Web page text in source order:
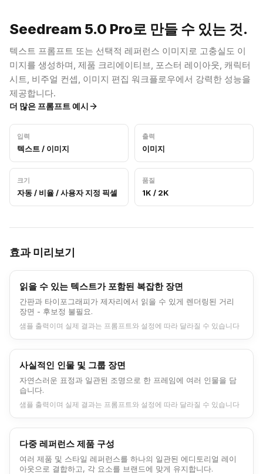
Seedream 5.0 Pro로 만들 수 있는 것.
텍스트 프롬프트 또는 선택적 레퍼런스 이미지로 고충실도 이
미지를 생성하며, 제품 크리에이티브, 포스터 레이아웃, 캐릭터
시트, 비주얼 컨셉, 이미지 편집 워크플로우에서 강력한 성능을
제공합니다.
더 많은 프롬프트 예시
입력
텍스트 / 이미지
출력
이미지
크기
자동 / 비율 / 사용자 지정 픽셀
품질
1K / 2K
효과 미리보기
읽을 수 있는 텍스트가 포함된 복잡한 장면
간판과 타이포그래피가 제자리에서 읽을 수 있게 렌더링된 거리
장면 - 후보정 불필요.
샘플 출력이며 실제 결과는 프롬프트와 설정에 따라 달라질 수 있습니다
사실적인 인물 및 그룹 장면
자연스러운 표정과 일관된 조명으로 한 프레임에 여러 인물을 담
습니다.
샘플 출력이며 실제 결과는 프롬프트와 설정에 따라 달라질 수 있습니다
다중 레퍼런스 제품 구성
여러 제품 및 스타일 레퍼런스를 하나의 일관된 에디토리얼 레이
아웃으로 결합하고, 각 요소를 브랜드에 맞게 유지합니다.